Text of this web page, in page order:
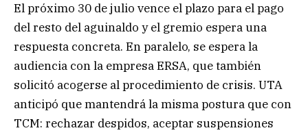
El próximo 30 de julio vence el plazo para el pago
del resto del aguinaldo y el gremio espera una
respuesta concreta. En paralelo, se espera la
audiencia con la empresa ERSA, que también
solicitó acogerse al procedimiento de crisis. UTA
anticipó que mantendrá la misma postura que con
TCM: rechazar despidos, aceptar suspensiones